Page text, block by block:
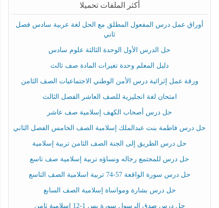
أكثر الملفات تحميلا
أوراق عمل درس المفعول المطلق مع الحل لغة عربية سادس فصل
ثاني
حل الدرس الأول الوحدة الثالثة علوم سادس
دليل المعلم وحدة تغيرات المادة صف ثالث
ورقة عمل إثرائية درس الأمن الوطني الاجتماعيات الصف الثامن
امتحان لغة انجليزية للصف العاشر الفصل الثالث
حل درس أصحاب الكهف إسلامية صف عاشر
حل درس فاطمة بنت عبدالملك إسلامية الصف الخامس الفصل الثاني
حل درس الطريق إلى الجنة الصف الثامن تربية إسلامية
حل درس للمجتمع رجاله ونساؤه تربية إسلامية صف تاسع
حل درس سورة الواقعة 57-74 تربية اسلامية الصف التاسع
حل درس بشارة ومواساة إسلامية الصف السابع
حل درس صدق الرسول سورة يس 1-12 إسلامية ثامن